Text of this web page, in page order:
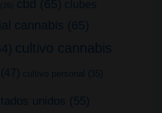
(26) cbd (65) clubes
cannabis (65)
cultivo cannabis
(47) cultivo personal (35)
unidos (55)